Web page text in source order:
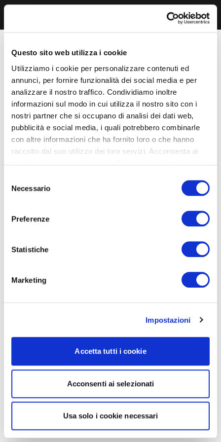
Questo sito web utilizza i cookie
Utilizziamo i cookie per personalizzare contenuti ed
annunci, per fornire funzionalità dei social media e per
analizzare il nostro traffico. Condividiamo inoltre
informazioni sul modo in cui utilizza il nostro sito con i
nostri partner che si occupano di analisi dei dati web,
pubblicità e social media, i quali potrebbero combinarle
con altre informazioni che ha fornito loro o che hanno
raccolto dal suo utilizzo dei loro servizi. Acconsenta ai
delNecessario
Preferenze
Statistiche
Marketing
Impostazioni
Accetta tutti i cookie
Acconsenti ai selezionati
Usa solo i cookie necessari